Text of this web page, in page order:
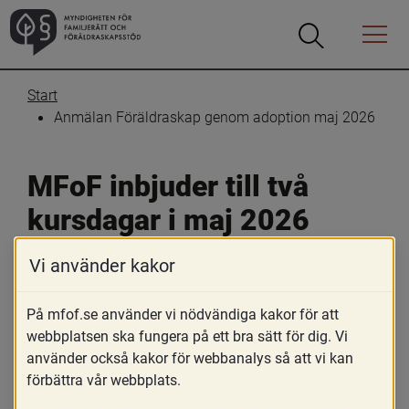
Öppna
Öppna
Menyn
Start
Anmälan Föräldraskap genom adoption maj 2026
MFoF inbjuder till två
kursdagar i maj 2026
Skriv ut
Kursen vänder sig främst till dig som
önskar hålla föräldrautbildning inför
adoption, men även till dig som i din
Vi använder kakor
På mfof.se använder vi nödvändiga kakor för att
webbplatsen ska fungera på ett bra sätt för dig. Vi
använder också kakor för webbanalys så att vi kan
förbättra vår webbplats.